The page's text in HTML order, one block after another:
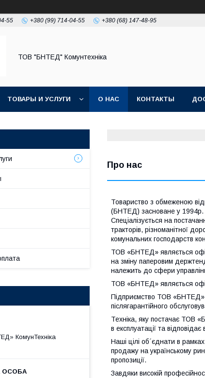
55 +380 (99) 714-04-55 +380 (68) 147-48-95
ТОВ "БНТЕД" Комунтехніка
ТОВАРЫ И УСЛУГИ О НАС КОНТАКТЫ
Про нас
Товариство з обмеженою
(БНТЕД) засноване у 1994р.
Спеціалізується на
тракторів, різноманітної
комунальних господарств
ТОВ «БНТЕД» являється
на зміну паперовим
належить до сфери
ТОВ «БНТЕД» являється
Підприємство ТОВ «БНТЕД»
післягарантійного
Техніка, яку постачає ТОВ
в експлуатації та
Наші цілі об´єднати в
продажу на українському
пропозиції.
Завдяки високій
КомунТехніка